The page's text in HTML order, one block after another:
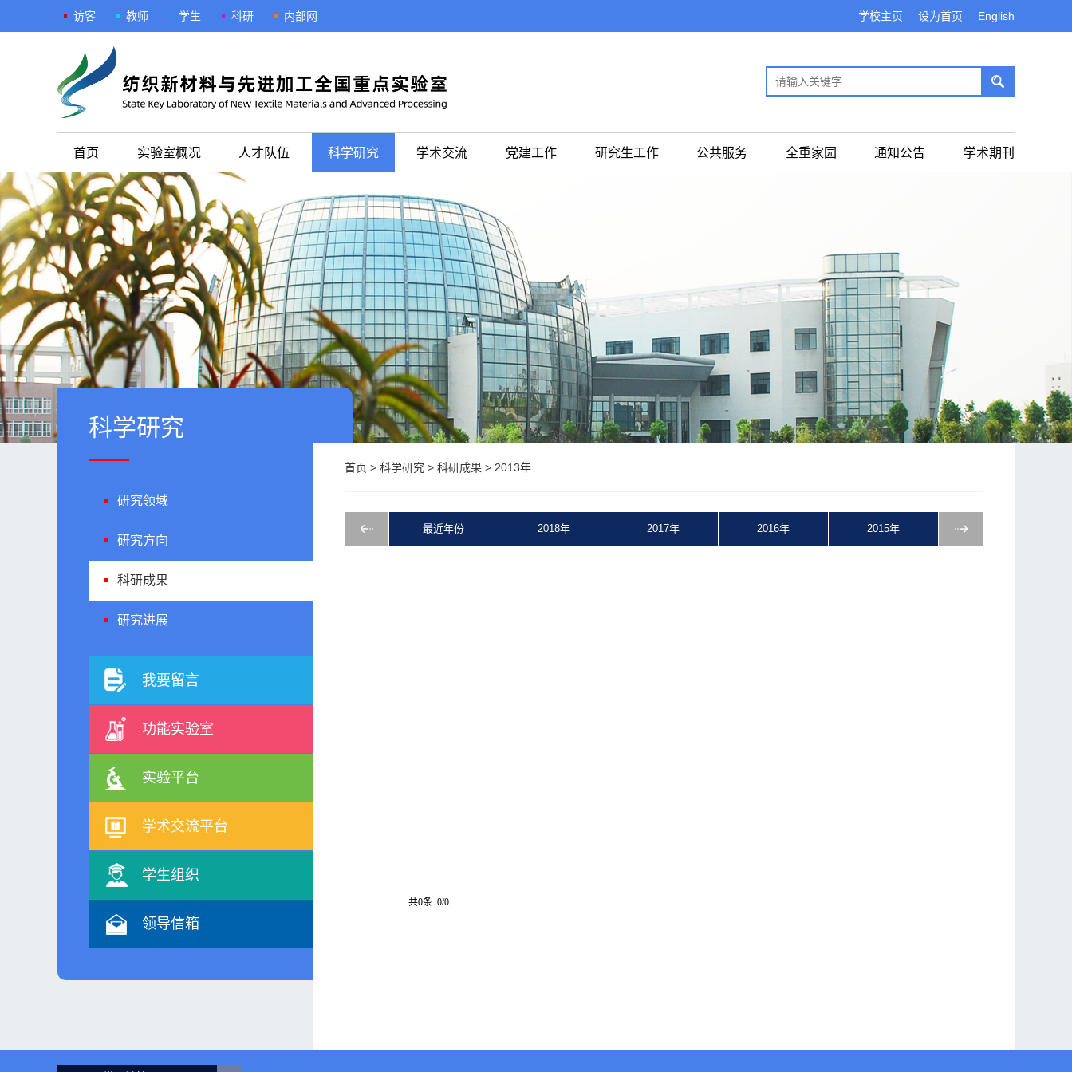
访客 教师 学生 科研 内部网 学校主页 设为首页 English
首页 实验室概况 人才队伍 科学研究 学术交流 党建工作 研究生工作 公共服务 全重家园 通知公告 学术期刊
科学研究
研究领域
研究方向
科研成果
研究进展
我要留言
功能实验室
实验平台
学术交流平台
学生组织
领导信箱
首页 > 科学研究 > 科研成果 > 2013年
最近年份 2018年 2017年 2016年 2015年
共0条 0/0